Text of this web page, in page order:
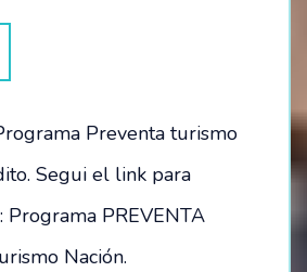
Preventa turismo
Segui el link para
Programa PREVENTA
Nación.